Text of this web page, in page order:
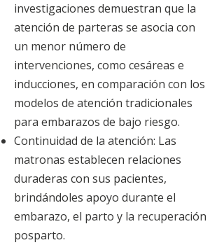
investigaciones demuestran que la
atención de parteras se asocia con
un menor número de
intervenciones, como cesáreas e
inducciones, en comparación con los
modelos de atención tradicionales
para embarazos de bajo riesgo.
Continuidad de la atención: Las
matronas establecen relaciones
duraderas con sus pacientes,
brindándoles apoyo durante el
embarazo, el parto y la recuperación
posparto.